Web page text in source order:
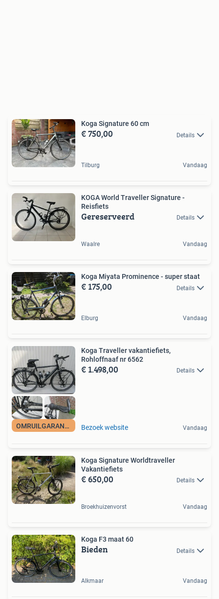
Koga Signature 60 cm
€ 750,00 Details
Tilburg Vandaag
KOGA World Traveller Signature -
Reisfiets
Gereserveerd Details
Waalre Vandaag
Koga Miyata Prominence - super staat
€ 175,00 Details
Elburg Vandaag
OMRUILGARANTIE
Koga Traveller vakantiefiets,
Rohloffnaaf nr 6562
€ 1.498,00 Details
Bezoek website Vandaag
Koga Signature Worldtraveller
Vakantiefiets
€ 650,00 Details
Broekhuizenvorst Vandaag
Koga F3 maat 60
Bieden Details
Alkmaar Vandaag